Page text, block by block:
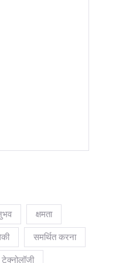
क्षमता
समर्थित करना
टेक्नोलॉजी